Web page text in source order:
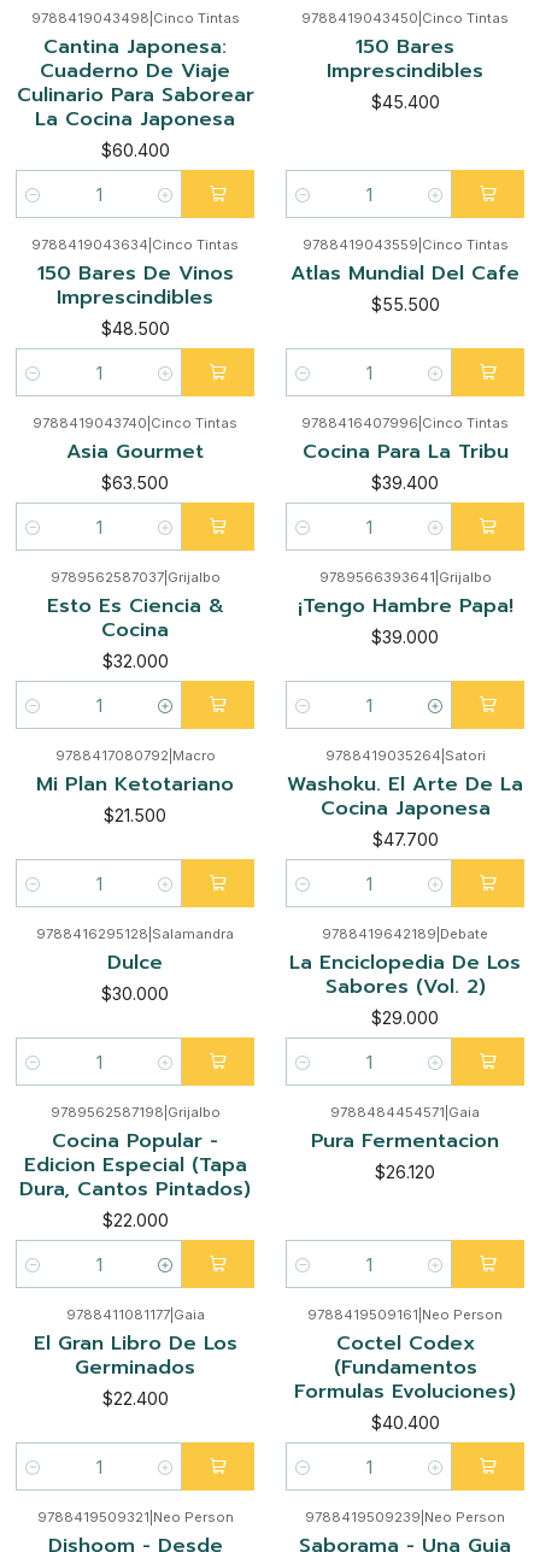
9788419043498 Cinco Tintas
Cantina Japonesa:
Cuaderno De Viaje
Culinario Para Saborear
La Cocina Japonesa
$60.400
Cantidad
9788419043450 Cinco Tintas
150 Bares
Imprescindibles
$45.400
Cantidad
9788419043634 Cinco Tintas
150 Bares De Vinos
Imprescindibles
$48.500
Cantidad
9788419043559 Cinco Tintas
Atlas Mundial Del Cafe
$55.500
Cantidad
9788419043740 Cinco Tintas
Asia Gourmet
$63.500
Cantidad
9788416407996 Cinco Tintas
Cocina Para La Tribu
$39.400
Cantidad
9789562587037| Grijalbo
Esto Es Ciencia &
Cocina
$32.000
Cantidad
9789566393641 Grijalbo
¡Tengo Hambre Papa!
$39.000
Cantidad
9788417080792 Macro
Mi Plan Ketotariano
$21.500
Cantidad
9788419035264 Satori
Washoku. El Arte De La
Cocina Japonesa
$47.700
Cantidad
9788416295128 Salamandra
Dulce
$30.000
Cantidad
9788419642189 Debate
La Enciclopedia De Los
Sabores (Vol. 2)
$29.000
Cantidad
9789562587198 Grijalbo
Cocina Popular -
Edicion Especial (Tapa
Dura, Cantos Pintados)
$22.000
Cantidad
9788484454571 Gaia
Pura Fermentacion
$26.120
Cantidad
9788411081177| Gaia
El Gran Libro De Los
Germinados
$22.400
Cantidad
9788419509161 Neo Person
Coctel Codex
(Fundamentos
Formulas Evoluciones)
$40.400
Cantidad
9788419509321 Neo Person
Dishoom - Desde
9788419509239 Neo Person
Saborama - Una Guia